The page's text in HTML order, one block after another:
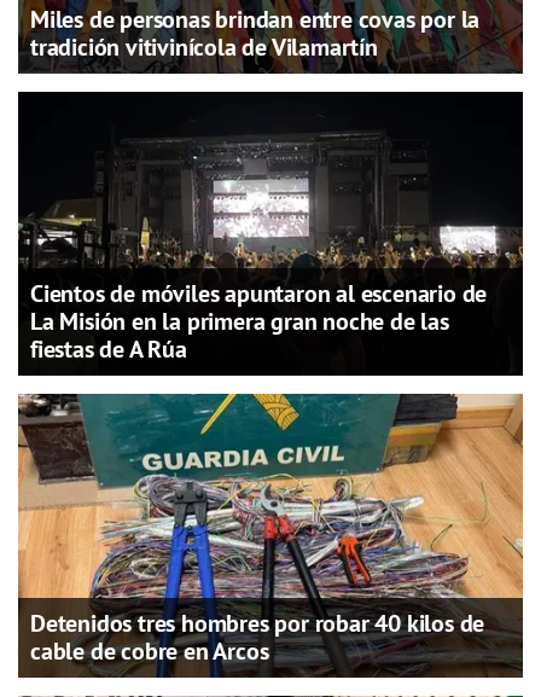
Miles de personas brindan entre covas por la
tradición vitivinícola de Vilamartín
Cientos de móviles apuntaron al escenario de
La Misión en la primera gran noche de las
fiestas de A Rúa
Detenidos tres hombres por robar 40 kilos de
cable de cobre en Arcos